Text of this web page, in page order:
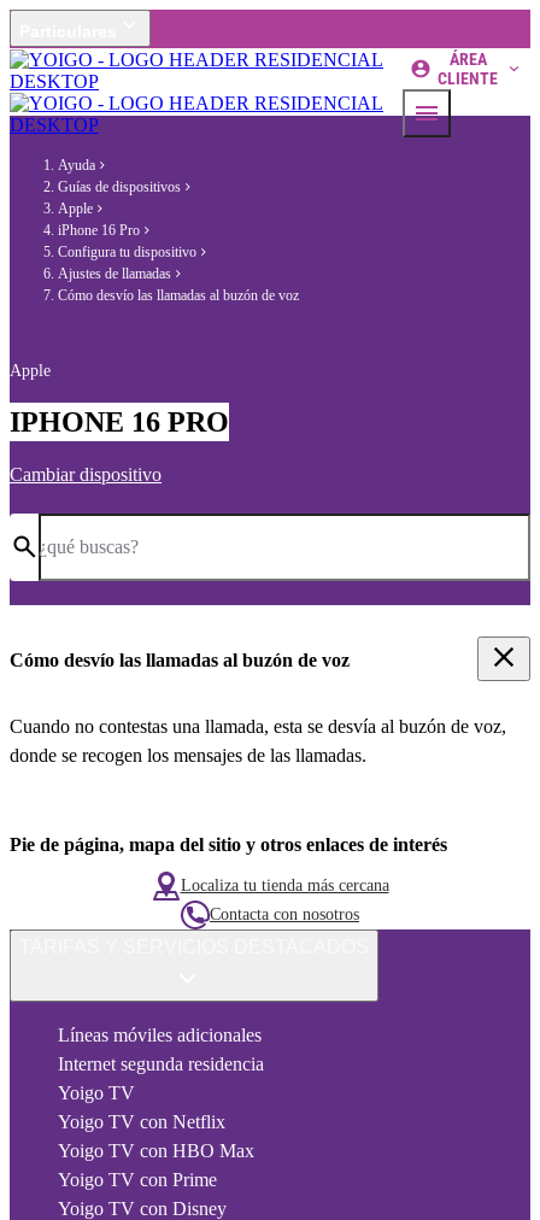
ÁREA
CLIENTE
Ayuda
Guías de dispositivos
Apple
iPhone 16 Pro
Configura tu dispositivo
Ajustes de llamadas
Cómo desvío las llamadas al buzón de voz
Apple
IPHONE 16 PRO
Cambiar dispositivo
¿qué buscas?
Cómo desvío las llamadas al buzón de voz
Cuando no contestas una llamada, esta se desvía al buzón de voz,
donde se recogen los mensajes de las llamadas.
Pie de página, mapa del sitio y otros enlaces de interés
Localiza tu tienda más cercana
Contacta con nosotros
Líneas móviles adicionales
Internet segunda residencia
Yoigo TV
Yoigo TV con Netflix
Yoigo TV con HBO Max
Yoigo TV con Prime
Yoigo TV con Disney